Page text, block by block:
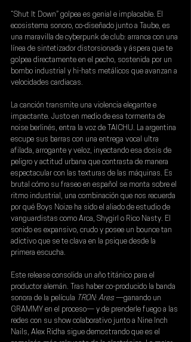
“Shut It Down” golpea es genial e implacable. El
ecosistema sonoro, co-diseñado junto a
Taube, es
una maravilla de cyberpunk de club: arranca con una
línea de sintetizador distorsionada y áspera que te
golpea directamente en el pecho, sostenida por un
bombo industrial y hi-hats metálicos que avanzan a
velocidades cardiacas.
La canción transmite una violencia elegante e
impactante. Justo en medio de esa tormenta de
noise berlinés, entra la voz de
TAICHU. La argentina
escupe sus barras con una entrega vocal ultra
afilada, arrogante y veloz, inyectando esa dosis de
peligro y actitud urbana que contrasta de manera
espectacular con las texturas de las máquinas. Es
brutal cómo su fraseo en español se monta sobre el
ritmo industrial, una combinación que nos recuerda
por qué Boys Noize ha sido el aliado de estudio de
vanguardistas como Arca, Shygirl o Rico Nasty. El
sonido es expansivo, crudo y posee un bounce tan
adictivo que se te clava en la psique desde la
primera escucha.
Este release consolida un año titánico para el
productor alemán. Tras haber co-producido la banda
sonora de la película TRON: Ares —ganando un
GRAMMY en el proceso— y de prenderle fuego a las
redes con su show colaborativo junto a Nine Inch
Nails, Alex Ridha sigue demostrando que es el